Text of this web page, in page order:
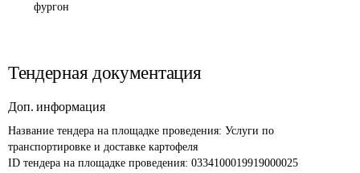
фургон
Тендерная документация
Доп. информация
Название тендера на площадке проведения: Услуги по
транспортировке и доставке картофеля
ID тендера на площадке проведения: 0334100019919000025